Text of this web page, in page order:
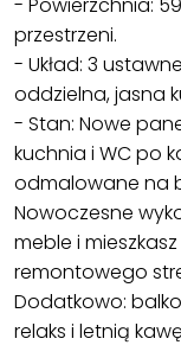
- Powierzchnia:
przestrzeni.
- Układ: 3
oddzielna, jasna
- Stan: Nowe
kuchnia i WC po
odmalowane na
Nowoczesne
meble i
remontowego
Dodatkowo:
relaks i letnią